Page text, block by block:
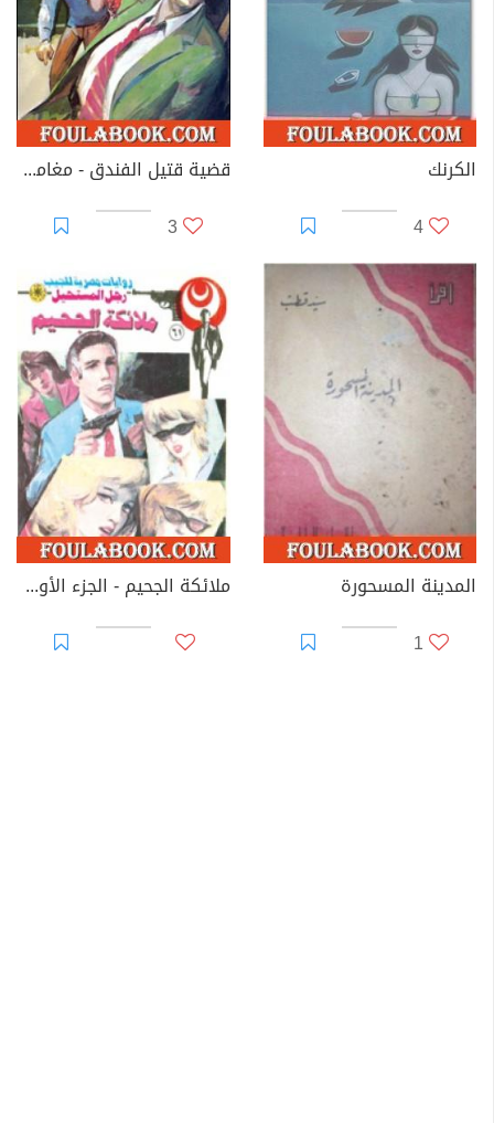
الكرنك
4
قضية قتيل الفندق - مغامرات ع×2
3
المدينة المسحورة
1
ملائكة الجحيم - الجزء الأول - سلسلة رجل المستحيل